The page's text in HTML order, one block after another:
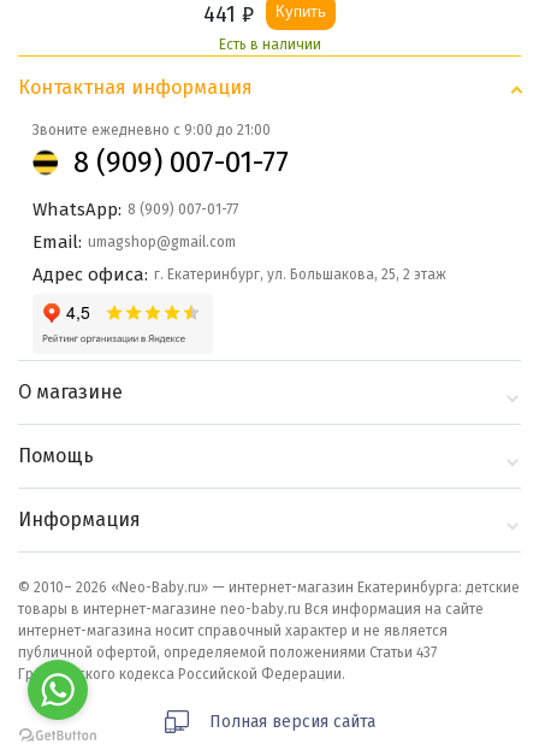
441 ₽ Купить
Есть в наличии
Контактная информация
Звоните ежедневно с 9:00 до 21:00
8 (909) 007-01-77
WhatsApp: 8 (909) 007-01-77
Email: umagshop@gmail.com
Адрес офиса: г. Екатеринбург, ул. Большакова, 25, 2 этаж
О магазине
Блог
Помощь
Как сделать заказ
Информация
© 2010– 2026 «Neo-Baby.ru» — интернет-магазин Екатеринбурга: детские
товары в интернет-магазине neo-baby.ru Вся информация на сайте
интернет-магазина носит справочный характер и не является
публичной офертой, определяемой положениями Статьи 437
Гражданского кодекса Российской Федерации.
Полная версия сайта